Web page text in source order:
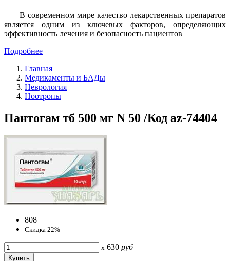
В современном мире качество лекарственных препаратов
является одним из ключевых факторов, определяющих
эффективность лечения и безопасность пациентов
Подробнее
Главная
Медикаменты и БАДы
Неврология
Ноотропы
Пантогам тб 500 мг N 50 /Код az-74404
808
Скидка 22%
x 630 руб